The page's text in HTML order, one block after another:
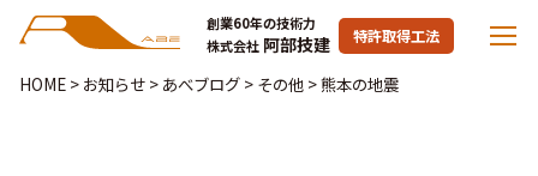
創業60年の技術力
株式会社 阿部技建 特許取得工法
HOME> お知らせ> あべブログ> その他>熊本の地震